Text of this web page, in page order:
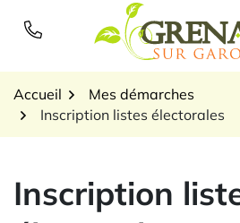
Logo
Accueil
Mes démarches
Inscription listes électorales
Inscription